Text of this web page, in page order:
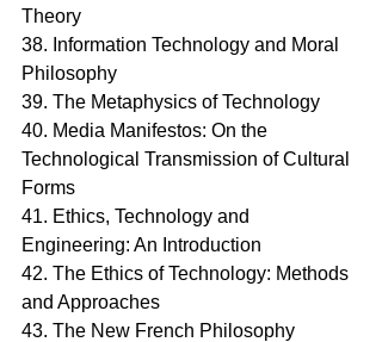
Theory
38. Information Technology and Moral
Philosophy
39. The Metaphysics of Technology
40. Media Manifestos: On the
Technological Transmission of Cultural
Forms
41. Ethics, Technology and
Engineering: An Introduction
42. The Ethics of Technology: Methods
and Approaches
43. The New French Philosophy